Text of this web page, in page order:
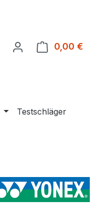
0,00 €
Testschläger